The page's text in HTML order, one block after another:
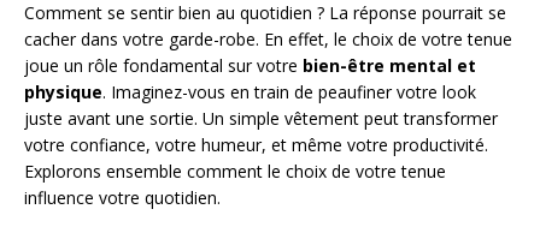
Comment se sentir bien au quotidien ? La réponse pourrait se
cacher dans votre garde-robe. En effet, le choix de votre tenue
joue un rôle fondamental sur votre bien-être mental et
physique. Imaginez-vous en train de peaufiner votre look
juste avant une sortie. Un simple vêtement peut transformer
votre confiance, votre humeur, et même votre productivité.
Explorons ensemble comment le choix de votre tenue
influence votre quotidien.